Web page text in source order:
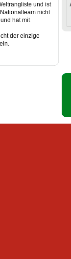
und ist
nicht
hat mit
der einzige